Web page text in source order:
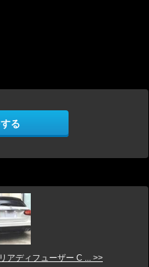
る
アディフューザー C ... >>